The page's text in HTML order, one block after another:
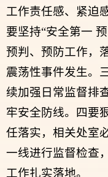
工作责任感、紧迫
要坚持“安全第一
预判、预防工作，
震荡性事件发生。
续加强日常监督排
牢安全防线。四要
任落实，相关处室
一线进行监督检查
工作扎实落地。